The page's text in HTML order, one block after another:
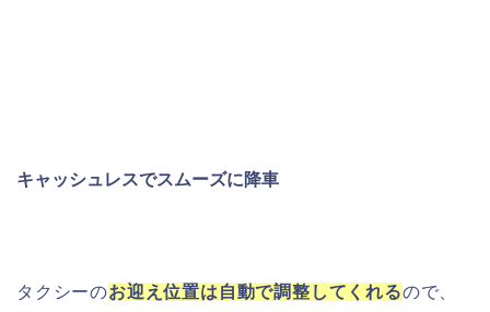
キャッシュレスでスムーズに降車
タクシーのお迎え位置は自動で調整してくれるので、